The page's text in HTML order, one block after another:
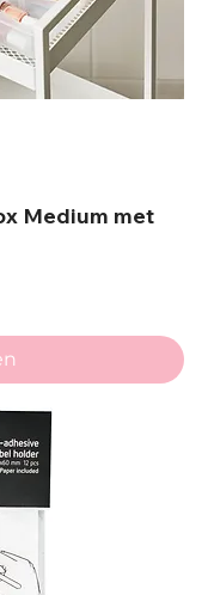
Medium met